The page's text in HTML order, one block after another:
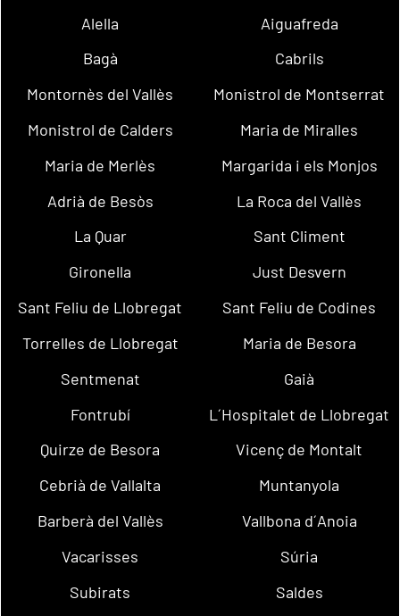
Alella
Aiguafreda
Bagà
Cabrils
Montornès del Vallès
Monistrol de Montserrat
Monistrol de Calders
Maria de Miralles
Maria de Merlès
Margarida i els Monjos
Adrià de Besòs
La Roca del Vallès
La Quar
Sant Climent
Gironella
Just Desvern
Sant Feliu de Llobregat
Sant Feliu de Codines
Torrelles de Llobregat
Maria de Besora
Sentmenat
Gaià
Fontrubí
L´Hospitalet de Llobregat
Quirze de Besora
Vicenç de Montalt
Cebrià de Vallalta
Muntanyola
Barberà del Vallès
Vallbona d´Anoia
Vacarisses
Súria
Subirats
Saldes